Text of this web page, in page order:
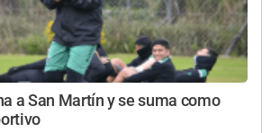
a San Martín y se suma como